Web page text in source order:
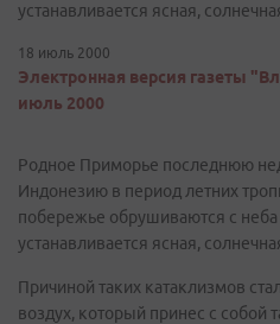
устанавливается ясная,
18 июль 2000
Электронная версия газеты
июль 2000
Родное Приморье последнюю
Индонезию в период летних
побережье обрушиваются с
устанавливается ясная,
Причиной таких катаклизмов
воздух, который принес с собой